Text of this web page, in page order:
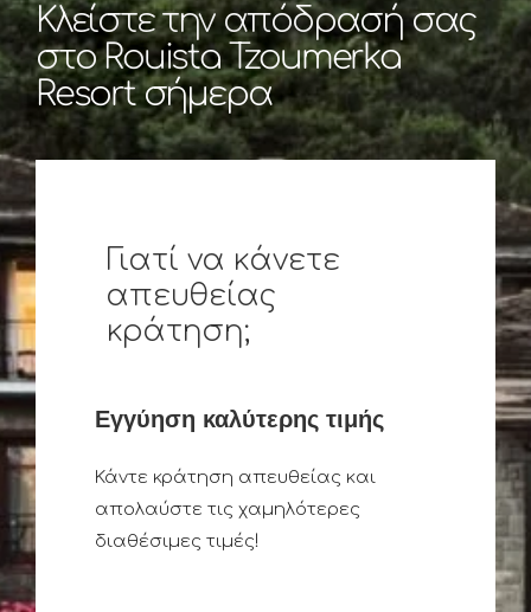
Κλείστε την απόδρασή σας
στο Rouista Tzoumerka
Resort σήμερα
Γιατί να κάνετε
απευθείας
κράτηση;
Εγγύηση καλύτερης τιμής
Κάντε κράτηση απευθείας και
απολαύστε τις χαμηλότερες
διαθέσιμες τιμές!